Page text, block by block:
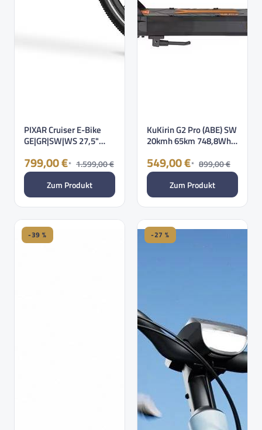
PIXAR Cruiser E-Bike
GE|GR|SW|WS 27,5"
799,00 €* 1.599,00 €
Zum Produkt
KuKirin G2 Pro (ABE) SW
20kmh 65km 748,8Wh
549,00 €* 899,00 €
Zum Produkt
-39 % -27 %